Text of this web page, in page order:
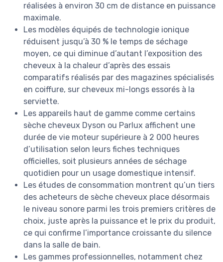
réalisées à environ 30 cm de distance en puissance
maximale.
Les modèles équipés de technologie ionique
réduisent jusqu’à 30 % le temps de séchage
moyen, ce qui diminue d’autant l’exposition des
cheveux à la chaleur d’après des essais
comparatifs réalisés par des magazines spécialisés
en coiffure, sur cheveux mi-longs essorés à la
serviette.
Les appareils haut de gamme comme certains
sèche cheveux Dyson ou Parlux affichent une
durée de vie moteur supérieure à 2 000 heures
d’utilisation selon leurs fiches techniques
officielles, soit plusieurs années de séchage
quotidien pour un usage domestique intensif.
Les études de consommation montrent qu’un tiers
des acheteurs de sèche cheveux place désormais
le niveau sonore parmi les trois premiers critères de
choix, juste après la puissance et le prix du produit,
ce qui confirme l’importance croissante du silence
dans la salle de bain.
Les gammes professionnelles, notamment chez